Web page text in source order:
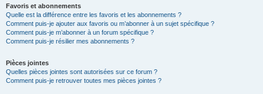
Favoris et abonnements
Quelle est la différence entre les favoris et les abonnements ?
Comment puis-je ajouter aux favoris ou m’abonner à un sujet spécifique ?
Comment puis-je m’abonner à un forum spécifique ?
Comment puis-je résilier mes abonnements ?
Pièces jointes
Quelles pièces jointes sont autorisées sur ce forum ?
Comment puis-je retrouver toutes mes pièces jointes ?